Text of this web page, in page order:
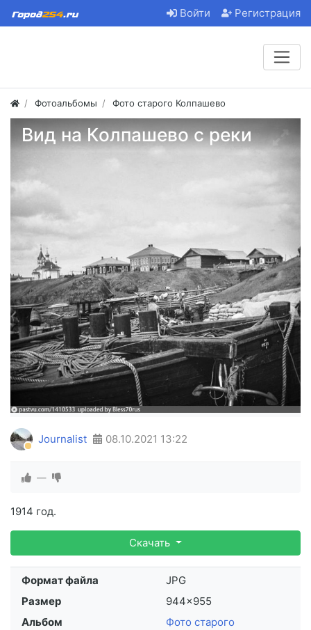
Войти Регистрация
Фотоальбомы Фото старого Колпашево
Вид на Колпашево с реки
Journalist 08.10.2021 13:22
—
1914 год.
Скачать
Формат файла
JPG
Размер
944×955
Альбом
Фото старого